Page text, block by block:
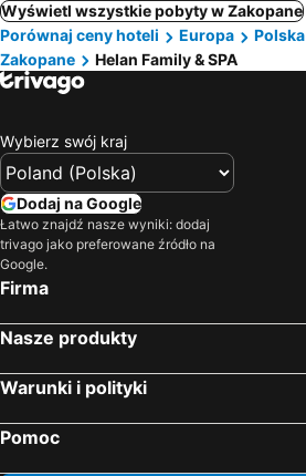
Wyświetl wszystkie pobyty w Zakopane
Porównaj ceny hoteli
Europa Polska
Zakopane
Helan Family & SPA
Wybierz swój kraj
Dodaj na Google
Łatwo znajdź nasze wyniki: dodaj
trivago jako preferowane źródło na
Google.
Firma
Nasze produkty
Warunki i polityki
Pomoc